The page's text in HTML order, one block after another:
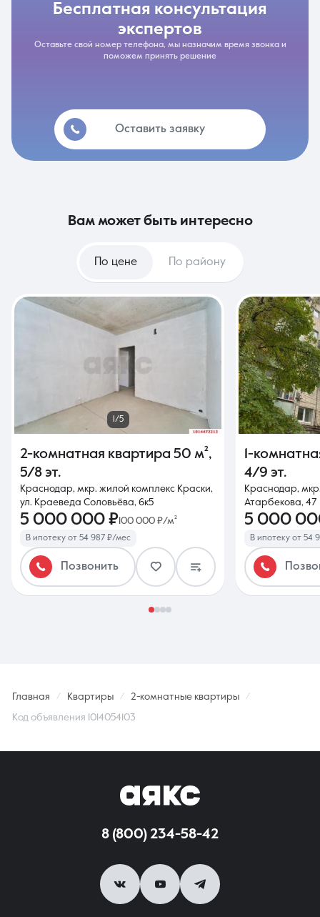
бесплатная консультация
экспертов
Оставьте свой номер телефона, мы назначим время звонка и
поможем принять решение
Оставить заявку
вам может быть интересно
По цене По району
1/5
2-комнатная квартира 50 м²,
5/8 эт.
Краснодар, мкр. жилой комплекс Краски,
ул. Краеведа Соловьёва, 6к5
5 000 000 ₽100 000 ₽/м²
В ипотеку от 54 987 ₽/мес
Позвонить
1-
4/9 эт.
Краснодар,
Атарбекова, 47
5 000
В ипотеку от 54
Главная Квартиры 2-комнатные квартиры
Код объявления 1014054103
8 (800) 234-58-42